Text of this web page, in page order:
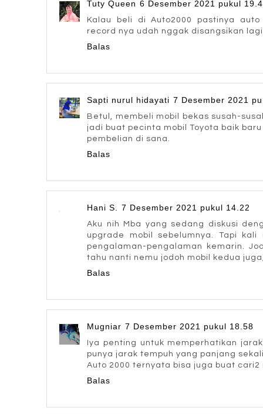
Tuty Queen 6 Desember 2021 pukul
Kalau beli di Auto2000 pastinya
record nya udah nggak disangsikan
Balas
Sapti nurul hidayati 7 Desember 2021
Betul, membeli mobil bekas susah-
jadi buat pecinta mobil Toyota baik
pembelian di sana.
Balas
Hani S. 7 Desember 2021 pukul 14.22
Aku nih Mba yang sedang diskusi
upgrade mobil sebelumnya. Tapi
pengalaman-pengalaman kemarin.
tahu nanti nemu jodoh mobil kedua
Balas
Mugniar 7 Desember 2021 pukul 18.58
Iya penting untuk memperhatikan
punya jarak tempuh yang panjang
Auto 2000 ternyata bisa juga buat
Balas